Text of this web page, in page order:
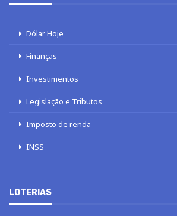
Dólar Hoje
Finanças
Investimentos
Legislação e Tributos
Imposto de renda
INSS
LOTERIAS